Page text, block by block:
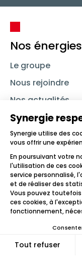
Nos
Le groupe
Nous rejoindre
Nos actualités
Nous contacter
Linkedin
Trouver un
Icône d'illustration
Candidats
Icône
Icône d'illustration